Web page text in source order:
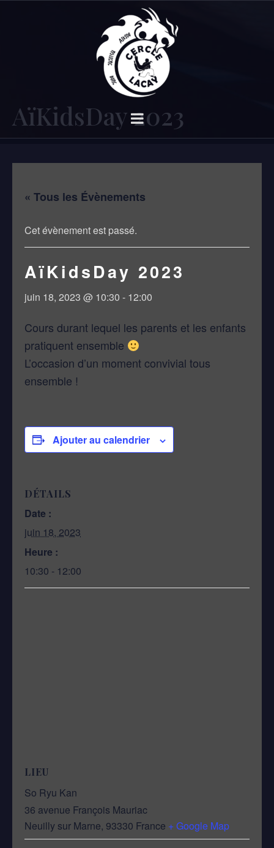
AïKidsDay 2023
« Tous les Évènements
Cet évènement est passé.
AïKidsDay 2023
juin 18, 2023 @ 10:30 - 12:00
Cours durant lequel les parents et les enfants
pratiquent ensemble
L’occasion d’un moment convivial tous
ensemble !
Ajouter au calendrier
DÉTAILS
Date :
juin 18, 2023
Heure :
10:30 - 12:00
LIEU
So Ryu Kan
36 avenue François Mauriac
Neuilly sur Marne, 93330 France + Google Map